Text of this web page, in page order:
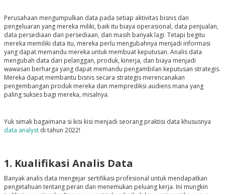
Perusahaan mengumpulkan data pada setiap aktivitas bisnis dan
pengeluaran yang mereka miliki, baik itu biaya operasional, data penjualan,
data persediaan dan persediaan, dan masih banyak lagi. Tetapi begitu
mereka memiliki data itu, mereka perlu mengubahnya menjadi informasi
yang dapat memandu mereka untuk membuat keputusan. Analis data
mengubah data dari pelanggan, produk, kinerja, dan biaya menjadi
wawasan berharga yang dapat memandu pengambilan keputusan strategis.
Mereka dapat membantu bisnis secara strategis merencanakan
pengembangan produk mereka dan memprediksi audiens mana yang
paling sukses bagi mereka, misalnya.
Yuk simak bagaimana si kisi kisi menjadi seorang praktisi data khususnya
data analystdi tahun 2022!
1. Kualifikasi Analis Data
Banyak analis data mengejar sertifikasi profesional untuk mendapatkan
pengetahuan tentang peran dan menemukan peluang kerja. Ini mungkin